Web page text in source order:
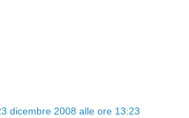
dicembre 2008 alle ore 13:23